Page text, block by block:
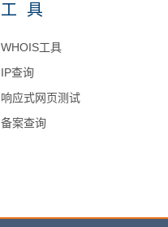
工具
WHOIS工具
IP查询
响应式网页测试
备案查询